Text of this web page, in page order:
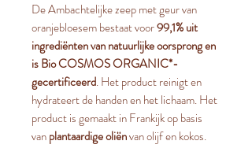
De Ambachtelijke zeep met geur van
oranjebloesem bestaat voor99,1% uit
ingrediënten van natuurlijke oorsprong en
is Bio COSMOS ORGANIC*-
gecertificeerd. Het product reinigt en
hydrateert de handen en het lichaam. Het
product is gemaakt in Frankijk op basis
vanplantaardige oliënvan olijf en kokos.